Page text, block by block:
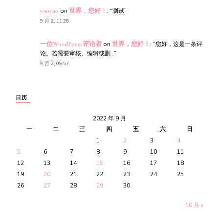
yaoyao on 世界，您好！ : “测试”
9 月 2, 11:28
一位WordPress评论者 on 世界，您好！ : “您好，这是一条评
论。若需要审核、编辑或删…”
9 月 2, 09:57
日历
2022 年 9 月
一
二 三 四 五 六
日
1
2 3
4
5
6 7 8 9 10
11
12
13 14 15 16 17
18
19
20 21 22 23 24
25
26
27 28 29 30
10 月 »